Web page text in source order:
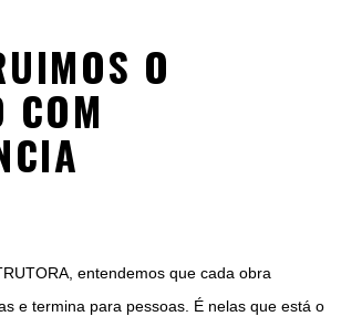
O
COM
entendemos que cada obra
e termina para pessoas. É nelas que está o